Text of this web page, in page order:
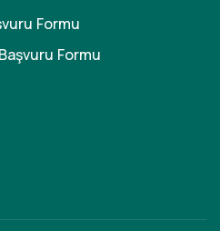
Formu
Formu